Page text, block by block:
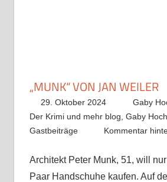
„MUNK“ VON JAN WEILER
29. Oktober 2024
Gaby
Der Krimi und mehr blog Gaby
Gastbeiträge
Kommentar
Architekt Peter Munk, 51, will
Paar Handschuhe kaufen. Auf